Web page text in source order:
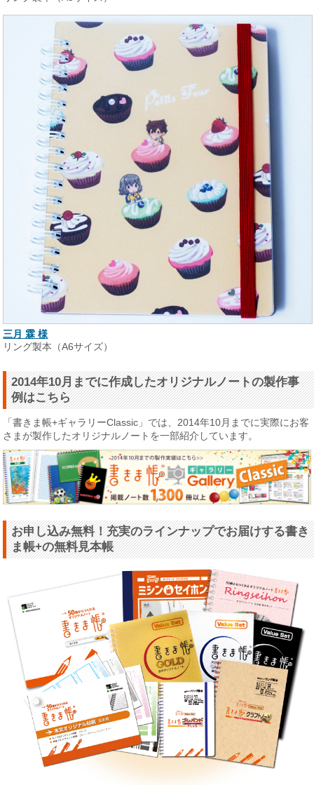
三月 霖 様
リング製本（A6サイズ）
2014年10月までに作成したオリジナルノートの製作事
例はこちら
「書きま帳+ギャラリーClassic」では、2014年10月までに実際にお客
さまが製作したオリジナルノートを一部紹介しています。
お申し込み無料！充実のラインナップでお届けする書き
ま帳+の無料見本帳